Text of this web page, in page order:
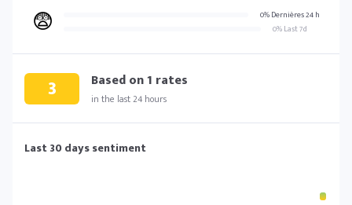
😨
0% Dernières 24 h
0% Last 7d
3 Based on1 rates
in the last 24 hours
Last 30 days sentiment